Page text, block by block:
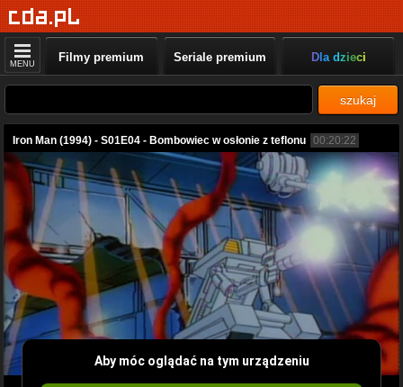
MENU Filmy premium Seriale premium Dla dzieci
szukaj
Iron Man (1994) - S01E04 - Bombowiec w osłonie z teflonu 00:20:22
Aby móc oglądać na tym urządzeniu